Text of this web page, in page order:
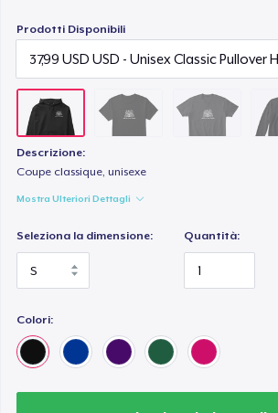
Prodotti Disponibili
Descrizione:
Coupe classique, unisexe
Mostra Ulteriori Dettagli
Seleziona la dimensione: Quantità:
Colori: